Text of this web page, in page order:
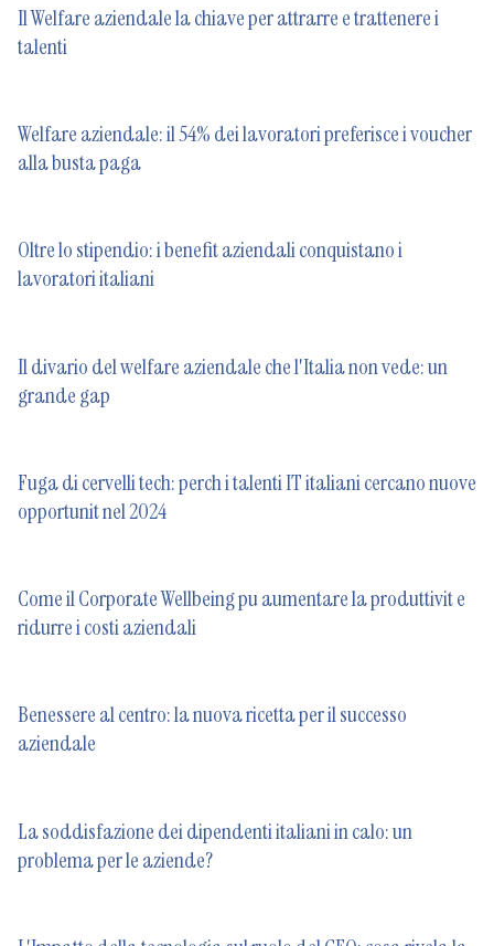
Il Welfare aziendale la chiave per attrarre e trattenere i
talenti
Welfare aziendale: il 54% dei lavoratori preferisce i voucher
alla busta paga
Oltre lo stipendio: i benefit aziendali conquistano i
lavoratori italiani
Il divario del welfare aziendale che l'Italia non vede: un
grande gap
Fuga di cervelli tech: perch i talenti IT italiani cercano nuove
opportunit nel 2024
Come il Corporate Wellbeing pu aumentare la produttivit e
ridurre i costi aziendali
Benessere al centro: la nuova ricetta per il successo
aziendale
La soddisfazione dei dipendenti italiani in calo: un
problema per le aziende?